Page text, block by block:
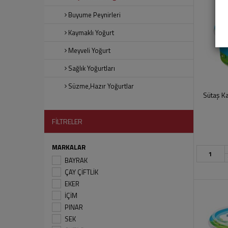
Buyume Peynirleri
Kaymaklı Yoğurt
Meyveli Yoğurt
Sağlık Yoğurtları
Süzme,Hazır Yoğurtlar
FİLTRELER
MARKALAR
BAYRAK
ÇAY ÇİFTLİK
EKER
İÇİM
PINAR
SEK
Sütaş